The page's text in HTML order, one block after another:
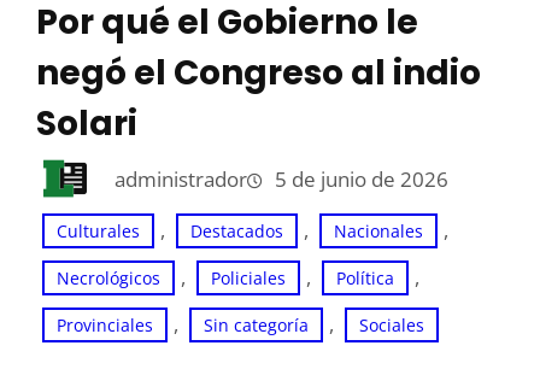
Por qué el Gobierno le
negó el Congreso al indio
Solari
administrador 5 de junio de 2026
Culturales , Destacados , Nacionales ,
Necrológicos , Policiales , Política ,
Provinciales , Sin categoría , Sociales